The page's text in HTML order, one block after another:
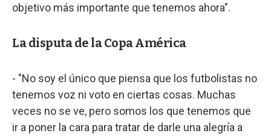
objetivo más importante que tenemos ahora".
La disputa de la Copa América
- "No soy el único que piensa que los futbolistas no
tenemos voz ni voto en ciertas cosas. Muchas
veces no se ve, pero somos los que tenemos que
ir a poner la cara para tratar de darle una alegría a